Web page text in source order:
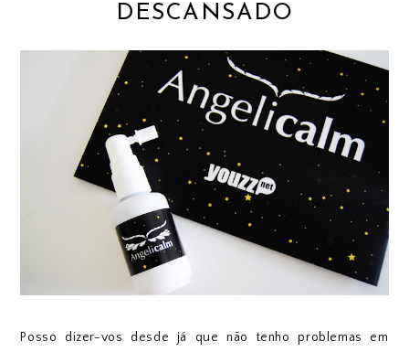
DESCANSADO
Posso dizer-vos desde já que não tenho problemas em